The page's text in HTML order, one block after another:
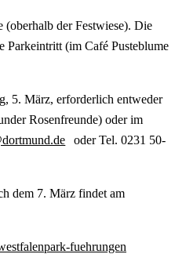
(oberhalb der Festwiese). Die
Parkeintritt (im Café Pusteblume
5. März, erforderlich entweder
Rosenfreunde) oder im
oder Tel. 0231 50-
dem 7. März findet am
fuehrungen